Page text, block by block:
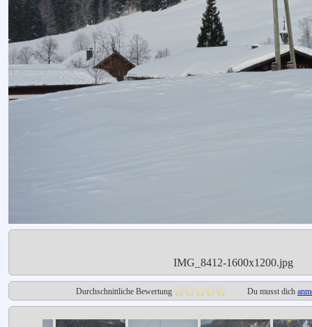
IMG_8412-1600x1200.jpg
Durchschnittliche Bewertung Du musst dich